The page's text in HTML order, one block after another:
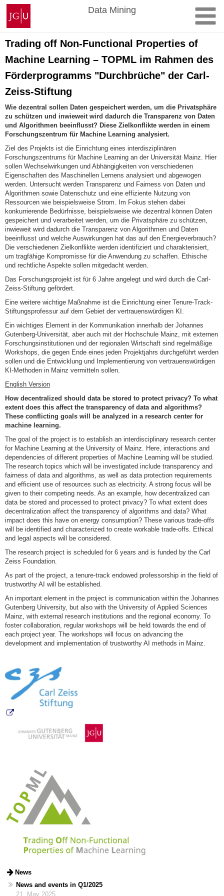
Skip
content
Johannes
Gutenberg
University
Mainz
Data Mining
Trading off Non-Functional Properties of
Machine Learning – TOPML im Rahmen des
Förderprogramms "Durchbrüche" der Carl-
Zeiss-Stiftung
Wie dezentral sollen Daten gespeichert werden, um die Privatsphäre
zu schützen und inwieweit wird dadurch die Transparenz von Daten
und Algorithmen beeinflusst? Diese Zielkonflikte werden in einem
Forschungszentrum für Machine Learning analysiert.
Ziel des Projekts ist die Einrichtung eines interdisziplinären
Forschungszentrums für Machine Learning an der Universität Mainz. Hier
sollen Wechselwirkungen und Abhängigkeiten von verschiedenen
Eigenschaften des Maschinellen Lernens analysiert und abgewogen
werden. Untersucht werden Transparenz und Fairness von Daten und
Algorithmen sowie Datenschutz und eine effiziente Nutzung von
Ressourcen wie beispielsweise Strom. Im Fokus stehen dabei
konkurrierende Bedürfnisse, beispielsweise wie dezentral können Daten
gespeichert und verarbeitet werden, um die Privatsphäre zu schützen,
inwieweit wird dadurch die Transparenz von Algorithmen und Daten
beeinflusst und welche Auswirkungen hat das auf den Energieverbrauch?
Die verschiedenen Zielkonflikte werden identifiziert und charakterisiert,
um tragfähige Kompromisse für die Anwendung zu schaffen. Ethische
und rechtliche Aspekte sollen mitgedacht werden.
Das Forschungsprojekt ist für 6 Jahre angelegt und wird durch die Carl-
Zeiss-Stiftung gefördert.
Eine weitere wichtige Maßnahme ist die Einrichtung einer Tenure-Track-
Stiftungsprofessur auf dem Gebiet der vertrauenswürdigen KI.
Ein wichtiges Element in der Kommunikation innerhalb der Johannes
Gutenberg-Universität, aber auch mit der Hochschule Mainz, mit externen
Forschungsinstitutionen und der regionalen Wirtschaft sind regelmäßige
Workshops, die gegen Ende eines jeden Projektjahrs durchgeführt werden
sollen und die Entwicklung und Implementierung von vertrauenswürdigen
KI-Methoden in Mainz vermitteln sollen.
English Version
How decentralized should data be stored to protect privacy? To what
extent does this affect the transparency of data and algorithms?
These conflicting goals will be analyzed in a research center for
machine learning.
The goal of the project is to establish an interdisciplinary research center
for Machine Learning at the University of Mainz. Here, interactions and
dependencies of different properties of Machine Learning will be studied.
The research topics which will be investigated include transparency and
fairness of data and algorithms, as well as data protection requirements
and efficient use of resources such as electricity. A strong focus will be
given to their competing needs. As an example, how decentralized can
data be stored and processed to protect privacy? To what extent does
decentralization affect the transparency of algorithms and data? What
impact does this have on energy consumption? These various trade-offs
will be identified and characterized to create workable trade-offs. Ethical
and legal aspects will be considered.
The research project is scheduled for 6 years and is funded by the Carl
Zeiss Foundation.
As part of the project, a tenure-track endowed professorship in the field of
trustworthy AI will be established.
An important element in the project is communication within the Johannes
Gutenberg University, but also with the University of Applied Sciences
Mainz, with external research institutions and the regional economy. To
foster collaboration, regular workshops will be held towards the end of
each project year. The workshops will focus on advancing the
development and implementation of trustworthy AI methods in Mainz.
News
News and events in Q1/2025
21. May 2025